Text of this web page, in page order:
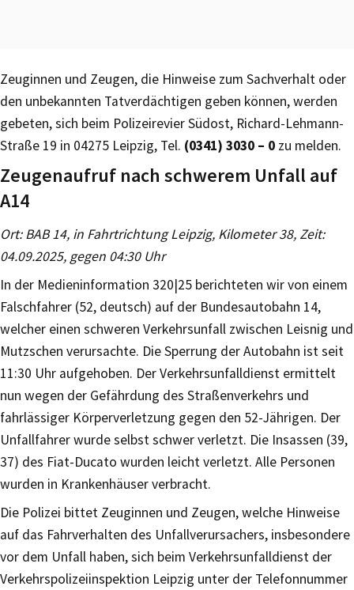
Zeuginnen und Zeugen, die Hinweise zum Sachverhalt oder
den unbekannten Tatverdächtigen geben können, werden
gebeten, sich beim Polizeirevier Südost, Richard-Lehmann-
Straße 19 in 04275 Leipzig, Tel. (0341) 3030 – 0 zu melden.
Zeugenaufruf nach schwerem Unfall auf
A14
Ort: BAB 14, in Fahrtrichtung Leipzig, Kilometer 38, Zeit:
04.09.2025, gegen 04:30 Uhr
In der Medieninformation 320|25 berichteten wir von einem
Falschfahrer (52, deutsch) auf der Bundesautobahn 14,
welcher einen schweren Verkehrsunfall zwischen Leisnig und
Mutzschen verursachte. Die Sperrung der Autobahn ist seit
11:30 Uhr aufgehoben. Der Verkehrsunfalldienst ermittelt
nun wegen der Gefährdung des Straßenverkehrs und
fahrlässiger Körperverletzung gegen den 52-Jährigen. Der
Unfallfahrer wurde selbst schwer verletzt. Die Insassen (39,
37) des Fiat-Ducato wurden leicht verletzt. Alle Personen
wurden in Krankenhäuser verbracht.
Die Polizei bittet Zeuginnen und Zeugen, welche Hinweise
auf das Fahrverhalten des Unfallverursachers, insbesondere
vor dem Unfall haben, sich beim Verkehrsunfalldienst der
Verkehrspolizeiinspektion Leipzig unter der Telefonnummer